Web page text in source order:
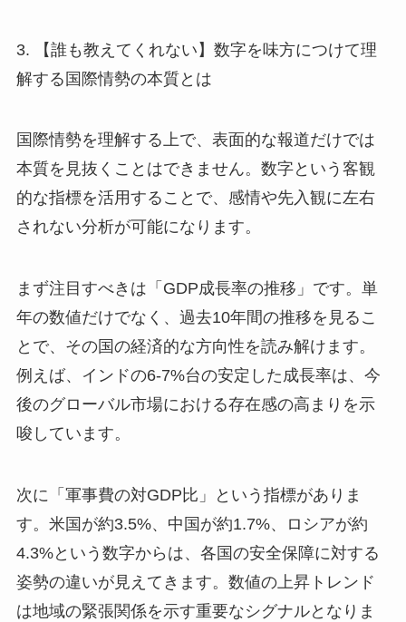
3. 【誰も教えてくれない】数字を味方につけて理
解する国際情勢の本質とは
国際情勢を理解する上で、表面的な報道だけでは
本質を見抜くことはできません。数字という客観
的な指標を活用することで、感情や先入観に左右
されない分析が可能になります。
まず注目すべきは「GDP成長率の推移」です。単
年の数値だけでなく、過去10年間の推移を見るこ
とで、その国の経済的な方向性を読み解けます。
例えば、インドの6-7%台の安定した成長率は、今
後のグローバル市場における存在感の高まりを示
唆しています。
次に「軍事費の対GDP比」という指標がありま
す。米国が約3.5%、中国が約1.7%、ロシアが約
4.3%という数字からは、各国の安全保障に対する
姿勢の違いが見えてきます。数値の上昇トレンド
は地域の緊張関係を示す重要なシグナルとなりま